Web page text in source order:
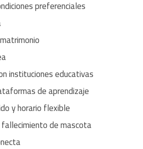
preferenciales
instituciones educativas
de aprendizaje
y horario flexible
de mascota